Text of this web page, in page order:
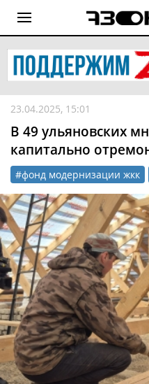
23.04.2025, 15:01
В 49 ульяновских
капитально
#фонд модернизации жкк